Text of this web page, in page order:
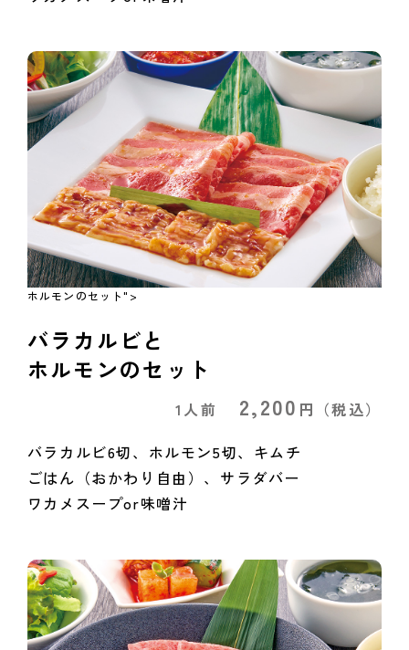
ホルモンのセット">
バラカルビと
ホルモンのセット
1人前 2,200 円 （税込）
バラカルビ6切、ホルモン5切、キムチ
ごはん（おかわり自由）、サラダバー
ワカメスープor味噌汁